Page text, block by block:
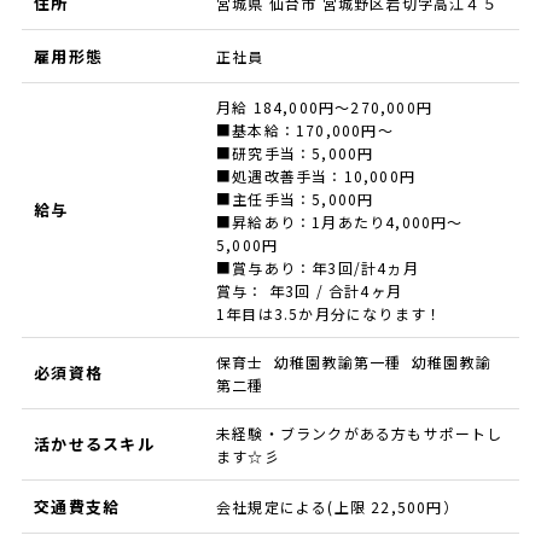
雇用形態 正社員
給与
月給 184,000円～270,000円
■基本給：170,000円～
■研究手当：5,000円
■処遇改善手当：10,000円
■主任手当：5,000円
■昇給あり：1月あたり4,000円～
5,000円
■賞与あり：年3回/計4ヵ月
賞与： 年3回 / 合計4ヶ月
1年目は3.5か月分になります！
必須資格
保育士 幼稚園教諭第一種 幼稚園教諭
第二種
活かせるスキル
未経験・ブランクがある方もサポートし
ます☆彡
交通費支給 会社規定による(上限 22,500円）